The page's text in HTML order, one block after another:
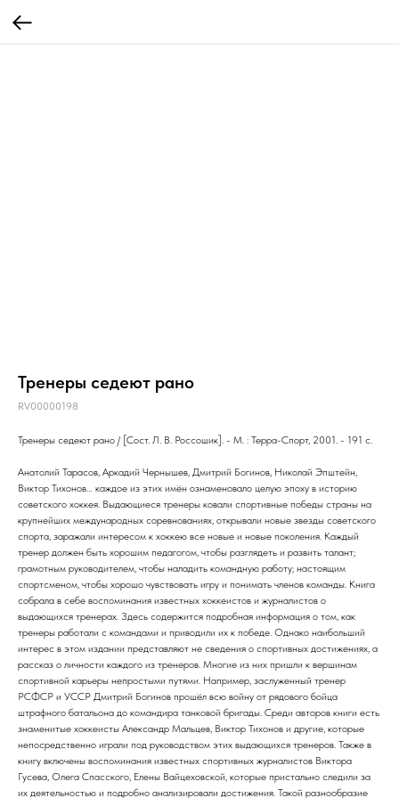
Тренеры седеют рано
RV00000198
Тренеры седеют рано / [Сост. Л. В. Россошик]. - М. : Терра-Спорт, 2001. - 191 с.
Анатолий Тарасов, Аркадий Чернышев, Дмитрий Богинов, Николай Эпштейн,
Виктор Тихонов… каждое из этих имён ознаменовало целую эпоху в историю
советского хоккея. Выдающиеся тренеры ковали спортивные победы страны на
крупнейших международных соревнованиях, открывали новые звезды советского
спорта, заражали интересом к хоккею все новые и новые поколения. Каждый
тренер должен быть хорошим педагогом, чтобы разглядеть и развить талант;
грамотным руководителем, чтобы наладить командную работу; настоящим
спортсменом, чтобы хорошо чувствовать игру и понимать членов команды. Книга
собрала в себе воспоминания известных хоккеистов и журналистов о
выдающихся тренерах. Здесь содержится подробная информация о том, как
тренеры работали с командами и приводили их к победе. Однако наибольший
интерес в этом издании представляют не сведения о спортивных достижениях, а
рассказ о личности каждого из тренеров. Многие из них пришли к вершинам
спортивной карьеры непростыми путями. Например, заслуженный тренер
РСФСР и УССР Дмитрий Богинов прошёл всю войну от рядового бойца
штрафного батальона до командира танковой бригады. Среди авторов книги есть
знаменитые хоккеисты Александр Мальцев, Виктор Тихонов и другие, которые
непосредственно играли под руководством этих выдающихся тренеров. Также в
книгу включены воспоминания известных спортивных журналистов Виктора
Гусева, Олега Спасского, Елены Вайцеховской, которые пристально следили за
их деятельностью и подробно анализировали достижения. Такой разнообразие